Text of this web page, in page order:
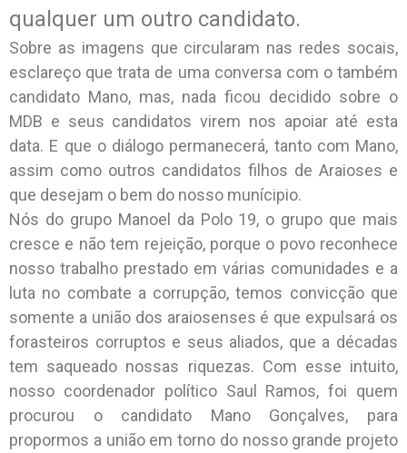
qualquer um outro candidato.
Sobre as imagens que circularam nas redes socais,
esclareço que trata de uma conversa com o também
candidato Mano, mas, nada ficou decidido sobre o
MDB e seus candidatos virem nos apoiar até esta
data. E que o diálogo permanecerá, tanto com Mano,
assim como outros candidatos filhos de Araioses e
que desejam o bem do nosso munícipio.
Nós do grupo Manoel da Polo 19, o grupo que mais
cresce e não tem rejeição, porque o povo reconhece
nosso trabalho prestado em várias comunidades e a
luta no combate a corrupção, temos convicção que
somente a união dos araiosenses é que expulsará os
forasteiros corruptos e seus aliados, que a décadas
tem saqueado nossas riquezas. Com esse intuito,
nosso coordenador político Saul Ramos, foi quem
procurou o candidato Mano Gonçalves, para
propormos a união em torno do nosso grande projeto